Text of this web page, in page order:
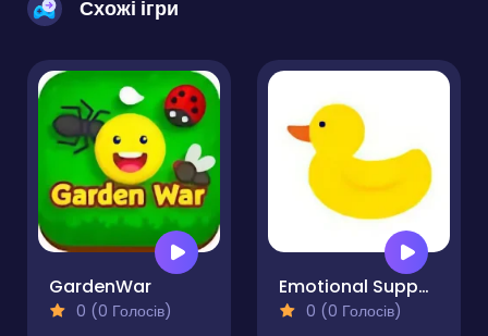
Схожі ігри
GardenWar
0 (0 Голосів)
Emotional Support Duck
0 (0 Голосів)